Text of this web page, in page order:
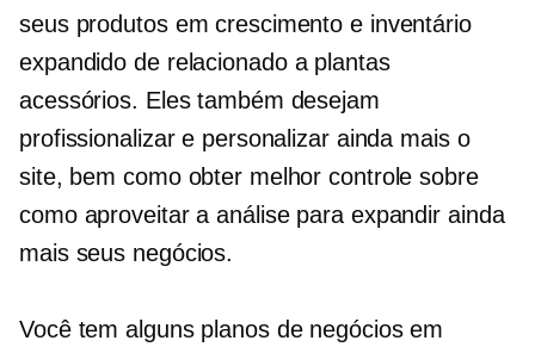
seus produtos em crescimento e inventário
expandido de relacionado a plantas
acessórios. Eles também desejam
profissionalizar e personalizar ainda mais o
site, bem como obter melhor controle sobre
como aproveitar a análise para expandir ainda
mais seus negócios.
Você tem alguns planos de negócios em